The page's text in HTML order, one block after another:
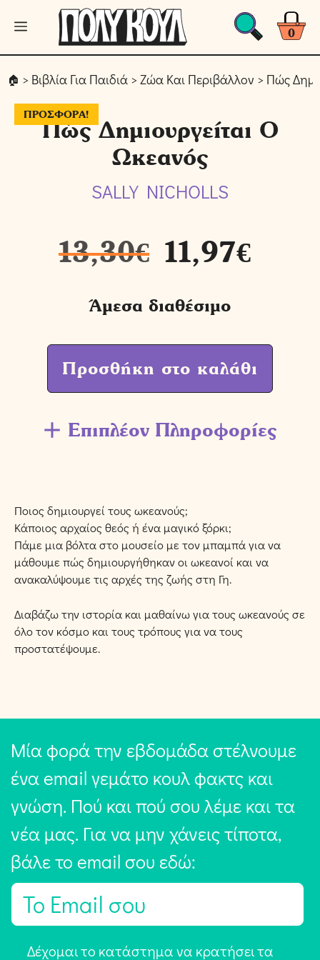
Μετάβαση
περιεχόμενο
0
Μενού
> Βιβλία Για Παιδιά >Ζώα Και Περιβάλλον > Πώς
ΠΡΟΣΦΟΡΆ!
Πώς Δημιουργείται Ο
Ωκεανός
SALLY NICHOLLS
13,30€ 11,97€
Άμεσα διαθέσιμο
Προσθήκη στο καλάθι
Επιπλέον Πληροφορίες
Ποιος δημιουργεί τους ωκεανούς;
Κάποιος αρχαίος θεός ή ένα μαγικό ξόρκι;
Πάμε μια βόλτα στο μουσείο με τον μπαμπά για να
μάθουμε πώς δημιουργήθηκαν οι ωκεανοί και να
ανακαλύψουμε τις αρχές της ζωής στη Γη.
Διαβάζω την ιστορία και μαθαίνω για τους ωκεανούς σε
όλο τον κόσμο και τους τρόπους για να τους
προστατέψουμε.
Μία φορά την εβδομάδα στέλνουμε
ένα email γεμάτο κουλ φακτς και
γνώση. Πού και πού σου λέμε και τα
νέα μας. Για να μην χάνεις τίποτα,
βάλε το email σου εδώ:
E
Δέχομαι το κατάστημα να κρατήσει τα